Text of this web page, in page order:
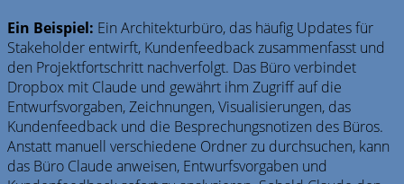
Ein Beispiel: Ein Architekturbüro, das häufig Updates für
Stakeholder entwirft, Kundenfeedback zusammenfasst und
den Projektfortschritt nachverfolgt. Das Büro verbindet
Dropbox mit Claude und gewährt ihm Zugriff auf die
Entwurfsvorgaben, Zeichnungen, Visualisierungen, das
Kundenfeedback und die Besprechungsnotizen des Büros.
Anstatt manuell verschiedene Ordner zu durchsuchen, kann
das Büro Claude anweisen, Entwurfsvorgaben und